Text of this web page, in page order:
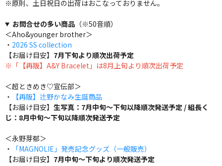
※原則、土日祝日の出荷はおこなっておりません。
お問合せの多い商品（※50音順）
＜Aho&younger brother＞
・ 2026 SS collection
【お届け目安】 7月下旬より順次出荷予定
※「【再販】A&Y Bracelet」は8月上旬より順次出荷予定
＜超ときめき♡宣伝部＞
・
【再販】辻野かなみ生誕商品
【お届け目安】 生写真：7月中旬～下旬以降順次発送予定 / 組長く
じ：8月中旬～下旬以降順次発送予定
＜永野芽郁＞
・
「MAGNOLIE」発売記念グッズ（一般販売）
【お届け目安】 7月中旬～下旬より順次発送予定